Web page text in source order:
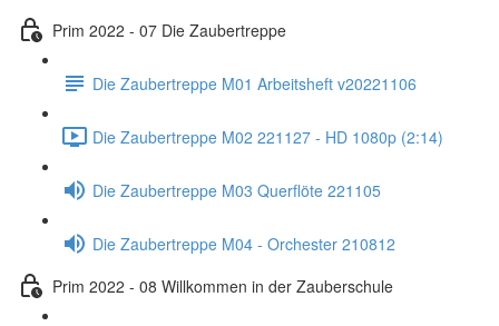
Prim 2022 - 07 Die Zaubertreppe
Die Zaubertreppe M01 Arbeitsheft v20221106
Die Zaubertreppe M02 221127 - HD 1080p (2:14)
Die Zaubertreppe M03 Querflöte 221105
Die Zaubertreppe M04 - Orchester 210812
Prim 2022 - 08 Willkommen in der Zauberschule